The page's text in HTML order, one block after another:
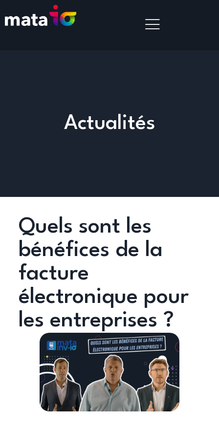
Actualités
Quels sont les
bénéfices de la
facture
électronique pour
les entreprises ?